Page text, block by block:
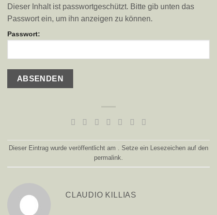
Dieser Inhalt ist passwortgeschützt. Bitte gib unten das
Passwort ein, um ihn anzeigen zu können.
Passwort:
Dieser Eintrag wurde veröffentlicht am . Setze ein Lesezeichen auf den
permalink
CLAUDIO KILLIAS